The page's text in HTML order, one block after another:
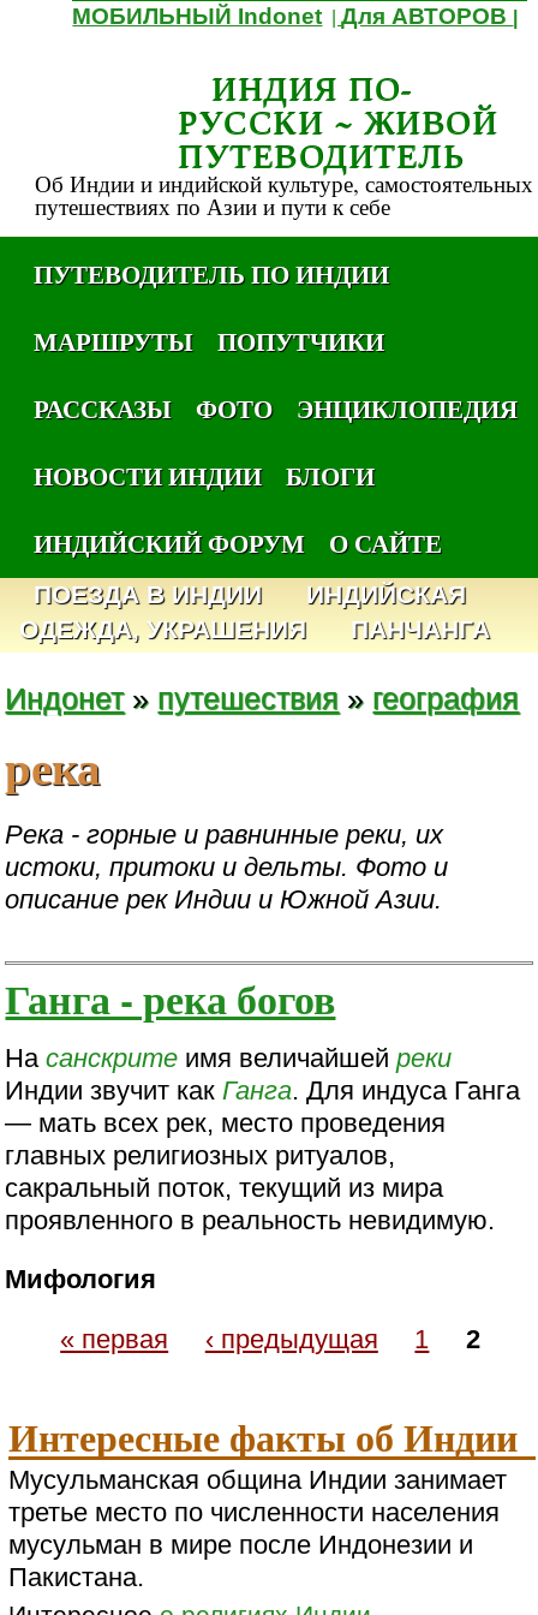
МОБИЛЬНЫЙ Indonet |Для АВТОРОВ
ИНДИЯ ПО-
РУССКИ ~ ЖИВОЙ
ПУТЕВОДИТЕЛЬ
Об Индии и индийской культуре, самостоятельных
путешествиях по Азии и пути к себе
ПУТЕВОДИТЕЛЬ ПО ИНДИИ
МАРШРУТЫ
ПОПУТЧИКИ
РАССКАЗЫ
ФОТО
ЭНЦИКЛОПЕДИЯ
НОВОСТИ ИНДИИ
БЛОГИ
ИНДИЙСКИЙ ФОРУМ
О САЙТЕ
ПОЕЗДА В ИНДИИ
ИНДИЙСКАЯ
ОДЕЖДА, УКРАШЕНИЯ
ПАНЧАНГА
Индонет» путешествия » география
река
Река - горные и равнинные реки, их
истоки, притоки и дельты. Фото и
описание рек Индии и Южной Азии.
Ганга - река богов
Насанскрите имя величайшейреки
Индии звучит какГанга. Для индуса Ганга
— мать всех рек, место проведения
главных религиозных ритуалов,
сакральный поток, текущий из мира
проявленного в реальность невидимую.
Мифология
« первая
‹ предыдущая 1 2
Интересные факты об Индии
Мусульманская община Индии занимает
третье место по численности населения
мусульман в мире после Индонезии и
Пакистана.